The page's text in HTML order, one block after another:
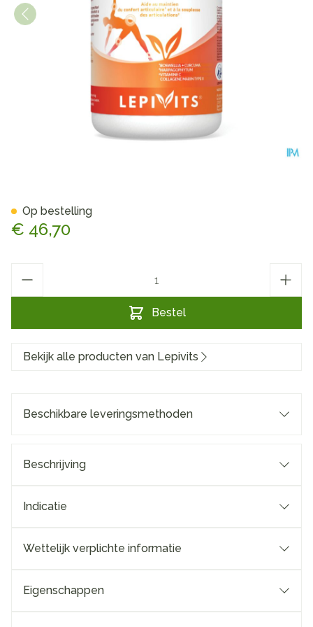
€ 46,70
Bestel
Op bestelling
Bekijk alle producten van Lepivits
Beschikbare leveringsmethoden
Beschrijving
Indicatie
Wettelijk verplichte informatie
Eigenschappen